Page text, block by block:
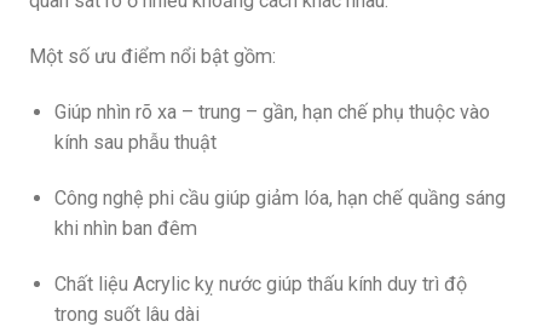
Một số ưu điểm nổi bật gồm:
Giúp nhìn rõ xa – trung – gần, hạn chế phụ thuộc vào
kính sau phẫu thuật
Công nghệ phi cầu giúp giảm lóa, hạn chế quầng sáng
khi nhìn ban đêm
Chất liệu Acrylic kỵ nước giúp thấu kính duy trì độ
trong suốt lâu dài